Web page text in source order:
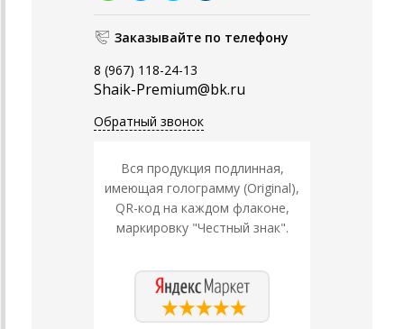
Заказывайте по телефону
8 (967) 118-24-13
Shaik-Premium@bk.ru
Обратный звонок
Вся продукция подлинная,
имеющая голограмму (Original),
QR-код на каждом флаконе,
маркировку "Честный знак".